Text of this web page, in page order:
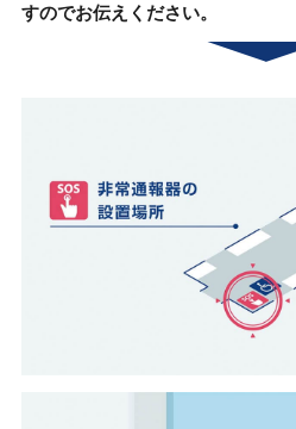
すのでお伝えください。